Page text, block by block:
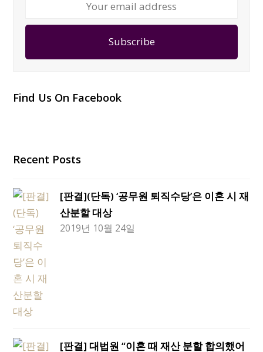
Subscribe
Find Us On Facebook
Recent Posts
[판결](단독) ‘공무원 퇴직수당’은 이혼 시 재
산분할 대상
2019년 10월 24일
[판결] 대법원 “이혼 때 재산 분할 합의했어